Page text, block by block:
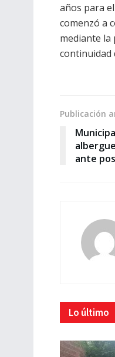
años para
comenzó a
mediante la
continuidad
Publicación
ante
Lo último